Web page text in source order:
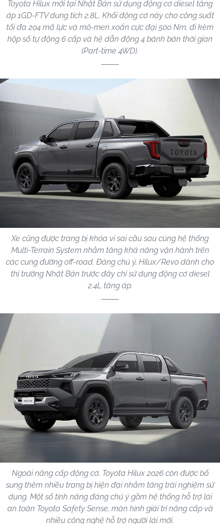
Toyota Hilux mới tại Nhật Bản sử dụng động cơ diesel tăng
áp 1GD-FTV dung tích 2.8L. Khối động cơ này cho công suất
tối đa 204 mã lực và mô-men xoắn cực đại 500 Nm, đi kèm
hộp số tự động 6 cấp và hệ dẫn động 4 bánh bán thời gian
(Part-time 4WD).
Xe cũng được trang bị khóa vi sai cầu sau cùng hệ thống
Multi-Terrain System nhằm tăng khả năng vận hành trên
các cung đường off-road. Đáng chú ý, Hilux/Revo dành cho
thị trường Nhật Bản trước đây chỉ sử dụng động cơ diesel
2.4L tăng áp.
Ngoài nâng cấp động cơ, Toyota Hilux 2026 còn được bổ
sung thêm nhiều trang bị hiện đại nhằm tăng trải nghiệm sử
dụng. Một số tính năng đáng chú ý gồm hệ thống hỗ trợ lái
an toàn Toyota Safety Sense, màn hình giải trí nâng cấp và
nhiều công nghệ hỗ trợ người lái mới.